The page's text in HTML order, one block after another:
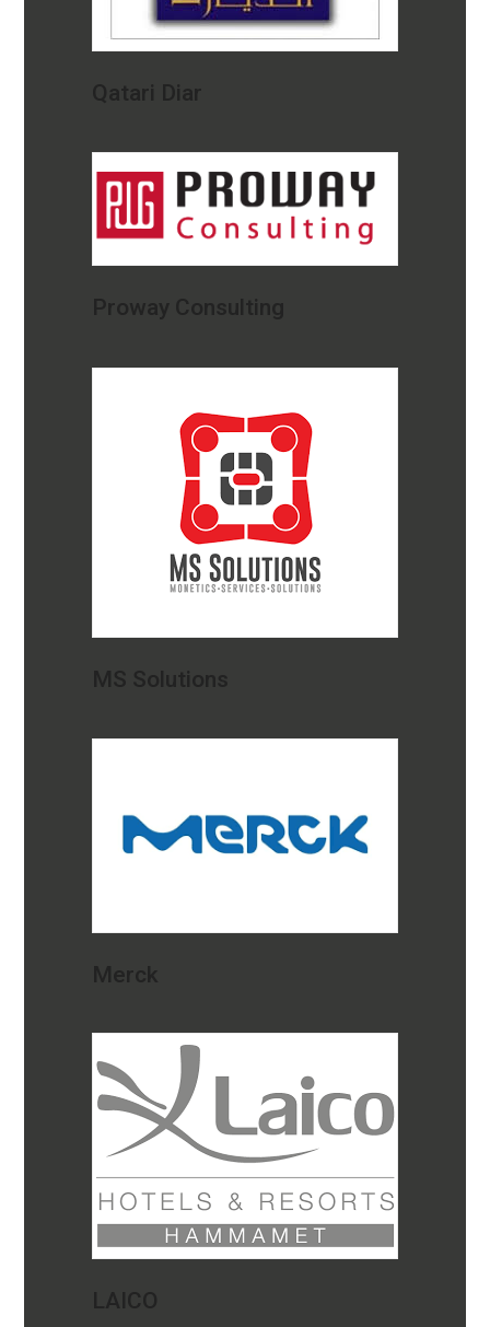
Qatari Diar
Proway Consulting
MS Solutions
Merck
LAICO